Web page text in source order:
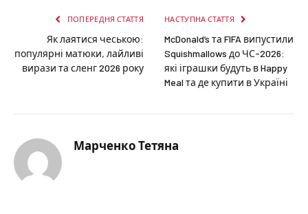
ПОПЕРЕДНЯ СТАТТЯ
Як лаятися чеською:
популярні матюки, лайливі
вирази та сленг 2026 року
НАСТУПНА СТАТТЯ
McDonald’s та FIFA випустили
Squishmallows до ЧС-2026:
які іграшки будуть в Happy
Meal та де купити в Україні
Марченко Тетяна